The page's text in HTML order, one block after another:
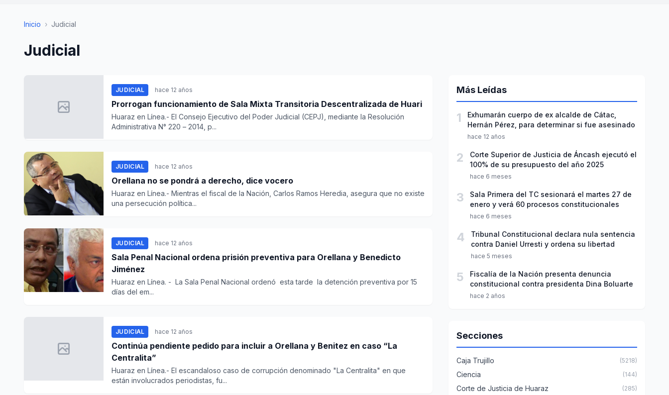
Inicio › Judicial
Judicial
JUDICIAL hace 12 años
Prorrogan funcionamiento de Sala Mixta Transitoria Descentralizada de Huari
Huaraz en Línea.- El Consejo Ejecutivo del Poder Judicial (CEPJ), mediante la Resolución
Administrativa N° 220 – 2014, p...
JUDICIAL hace 12 años
Orellana no se pondrá a derecho, dice vocero
Huaraz en Línea.- Mientras el fiscal de la Nación, Carlos Ramos Heredia, asegura que no existe
una persecución política...
JUDICIAL hace 12 años
Sala Penal Nacional ordena prisión preventiva para Orellana y Benedicto
Jiménez
Huaraz en Línea. - La Sala Penal Nacional ordenó esta tarde la detención preventiva por 15
días del em...
JUDICIAL hace 12 años
Continúa pendiente pedido para incluir a Orellana y Benitez en caso “La
Centralita”
Huaraz en Línea.- El escandaloso caso de corrupción denominado "La Centralita" en que
están involucrados periodistas, fu...
Más Leídas
1
Exhumarán cuerpo de ex alcalde de Cátac,
Hernán Pérez, para determinar si fue asesinado
hace 12 años
2
Corte Superior de Justicia de Áncash ejecutó el
100% de su presupuesto del año 2025
hace 6 meses
3
Sala Primera del TC sesionará el martes 27 de
enero y verá 60 procesos constitucionales
hace 6 meses
4
Tribunal Constitucional declara nula sentencia
contra Daniel Urresti y ordena su libertad
hace 5 meses
5
Fiscalía de la Nación presenta denuncia
constitucional contra presidenta Dina Boluarte
hace 2 años
Secciones
Caja Trujillo (5218)
Ciencia (144)
Corte de Justicia de Huaraz (285)